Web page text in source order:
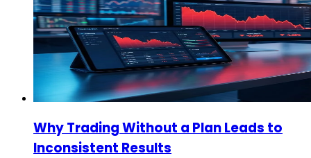
Why Trading Without a Plan Leads to
Inconsistent Results